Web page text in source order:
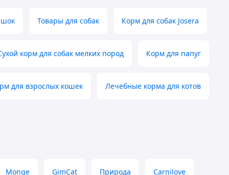
Товары для собак Корм для собак Josera
корм для собак мелких пород Корм для папуг
для взрослых кошек Лечебные корма для котов
Monge GimCat Природа Carnilove